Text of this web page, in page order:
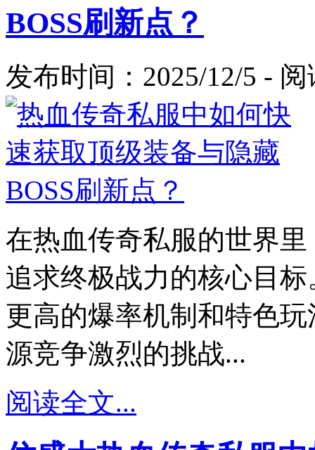
BOSS刷新点？
发布时间：2025/12/5 -
在热血传奇私服的世界
追求终极战力的核心目
更高的爆率机制和特色
源竞争激烈的挑战...
阅读全文...